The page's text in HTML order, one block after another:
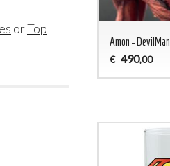
orTop
Amon - DevilMan
€ 490,00